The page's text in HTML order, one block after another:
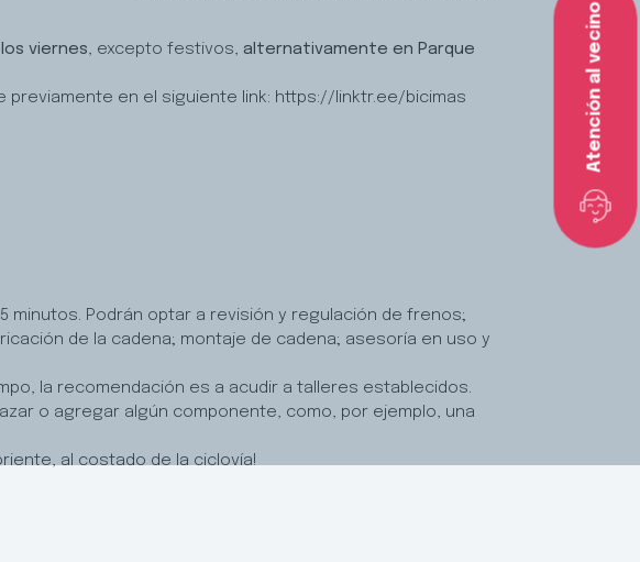
Atención al vecino
viernes, excepto festivos, alternativamente en Parque
en el siguiente link: https://linktr.ee/bicimas
minutos. Podrán optar a revisión y regulación de frenos;
de la cadena; montaje de cadena; asesoría en uso y
la recomendación es a acudir a talleres establecidos.
o agregar algún componente, como, por ejemplo, una
al costado de la ciclovía!